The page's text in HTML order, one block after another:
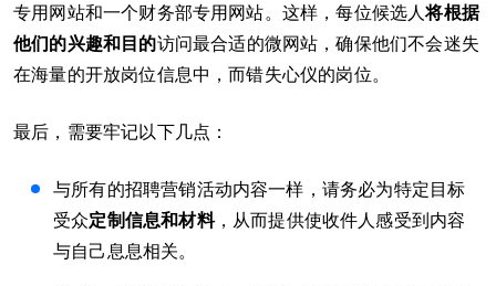
专用网站和一个财务部专用网站。这样，每位候选人将根据
他们的兴趣和目的访问最合适的微网站，确保他们不会迷失
在海量的开放岗位信息中，而错失心仪的岗位。
最后，需要牢记以下几点：
与所有的招聘营销活动内容一样，请务必为特定目标
受众定制信息和材料，从而提供使收件人感受到内容
与自己息息相关。